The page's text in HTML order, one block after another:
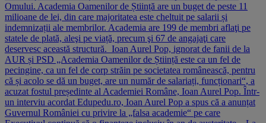
Omului. Academia Oamenilor de Știință are un buget de peste 11
milioane de lei, din care majoritatea este cheltuit pe salarii și
indemnizații ale membrilor. Academia are 199 de membri aflaţi pe
statele de plată, aleşi pe viață, precum şi 67 de angajaţi care
deservesc această structură. Ioan Aurel Pop, ignorat de fanii de la
AUR și PSD „Academia Oamenilor de Știință este ca un fel de
pecingine, ca un fel de corp străin pe societatea românească, pentru
că și acolo se dă un buget, are un număr de salariați, funcționari“, a
acuzat fostul președinte al Academiei Române, Ioan Aurel Pop. Într-
un interviu acordat Edupedu.ro, Ioan Aurel Pop a spus că a anunțat
Guvernul României cu privire la „falsa academie“ pe care